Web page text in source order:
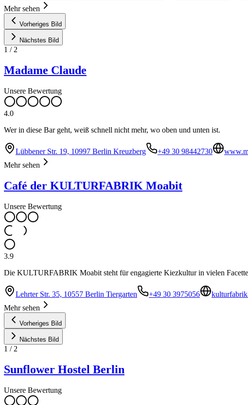
Mehr sehen
Vorheriges Bild
Nächstes Bild
1 / 2
Madame Claude
Unsere Bewertung
4.0
Wer in diese Bar geht, weiß schnell nicht mehr, wo oben und unten ist.
Lübbener Str. 19, 10997 Berlin Kreuzberg +49 30 98442730
Mehr sehen
Café der KULTURFABRIK Moabit
Unsere Bewertung
3.9
Die KULTURFABRIK Moabit steht für engagierte Kiezkultur in vielen
Lehrter Str. 35, 10557 Berlin Tiergarten +49 30 3975056
Mehr sehen
Vorheriges Bild
Nächstes Bild
1 / 2
Sunflower Hostel Berlin
Unsere Bewertung